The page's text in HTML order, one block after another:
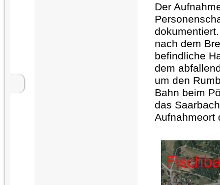
Der
nach dem
befindliche
dem
um den
Bahn beim
das
Aufnahmeort